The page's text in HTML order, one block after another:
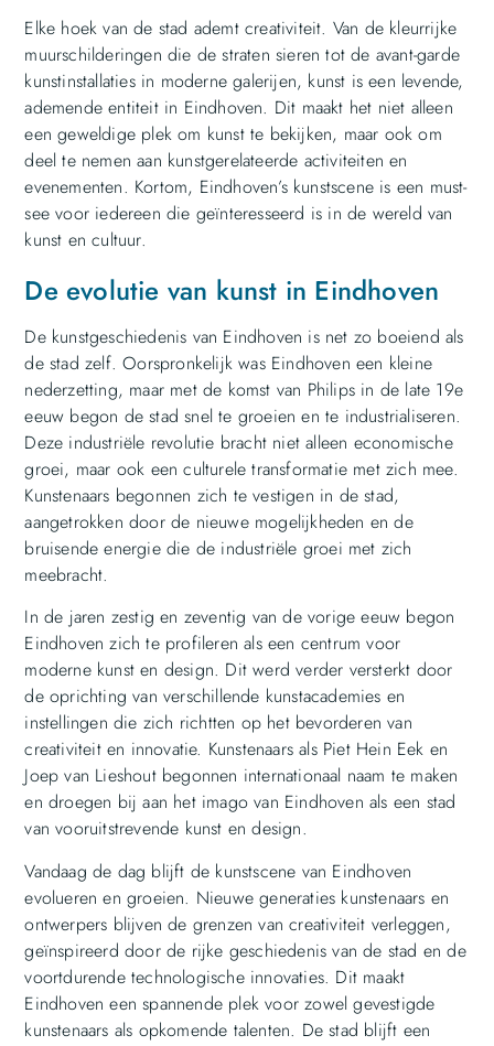
Elke hoek van de stad ademt creativiteit. Van de kleurrijke
muurschilderingen die de straten sieren tot de avant-garde
kunstinstallaties in moderne galerijen, kunst is een levende,
ademende entiteit in Eindhoven. Dit maakt het niet alleen
een geweldige plek om kunst te bekijken, maar ook om
deel te nemen aan kunstgerelateerde activiteiten en
evenementen. Kortom, Eindhoven’s kunstscene is een must-
see voor iedereen die geïnteresseerd is in de wereld van
kunst en cultuur.
De evolutie van kunst in Eindhoven
De kunstgeschiedenis van Eindhoven is net zo boeiend als
de stad zelf. Oorspronkelijk was Eindhoven een kleine
nederzetting, maar met de komst van Philips in de late 19e
eeuw begon de stad snel te groeien en te industrialiseren.
Deze industriële revolutie bracht niet alleen economische
groei, maar ook een culturele transformatie met zich mee.
Kunstenaars begonnen zich te vestigen in de stad,
aangetrokken door de nieuwe mogelijkheden en de
bruisende energie die de industriële groei met zich
meebracht.
In de jaren zestig en zeventig van de vorige eeuw begon
Eindhoven zich te profileren als een centrum voor
moderne kunst en design. Dit werd verder versterkt door
de oprichting van verschillende kunstacademies en
instellingen die zich richtten op het bevorderen van
creativiteit en innovatie. Kunstenaars als Piet Hein Eek en
Joep van Lieshout begonnen internationaal naam te maken
en droegen bij aan het imago van Eindhoven als een stad
van vooruitstrevende kunst en design.
Vandaag de dag blijft de kunstscene van Eindhoven
evolueren en groeien. Nieuwe generaties kunstenaars en
ontwerpers blijven de grenzen van creativiteit verleggen,
geïnspireerd door de rijke geschiedenis van de stad en de
voortdurende technologische innovaties. Dit maakt
Eindhoven een spannende plek voor zowel gevestigde
kunstenaars als opkomende talenten. De stad blijft een